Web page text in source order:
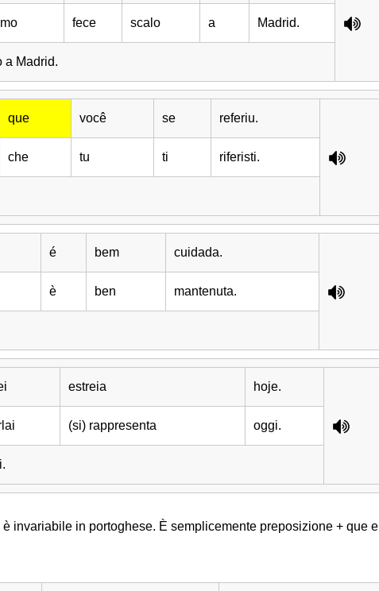
fece scalo a Madrid.
a Madrid.
que você se referiu.
che tu ti riferisti.
é bem cuidada.
è ben mantenuta.
estreia hoje.
(si) rappresenta oggi.
invariabile in portoghese. È semplicemente preposizione + que e